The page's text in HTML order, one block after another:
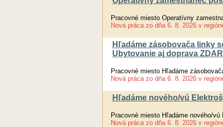
Pracovné miesto Operatívny
Nová práca zo dňa 6. 8. 2026 v
Hľadáme zásobovača linky
Ubytovanie aj doprava
Pracovné miesto Hľadáme
Nová práca zo dňa 6. 8. 2026 v
Hľadáme nového/vú
Pracovné miesto Hľadáme nového/
Nová práca zo dňa 6. 8. 2026 v